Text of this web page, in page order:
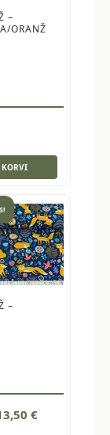
–
ORANŽ
KORVI
–
€Current